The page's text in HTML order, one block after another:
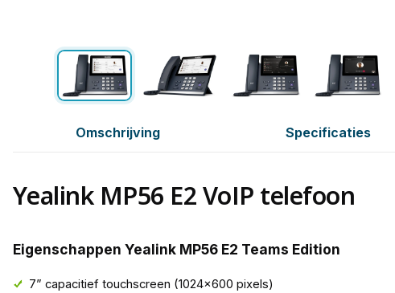
Omschrijving Specificaties
Yealink MP56 E2 VoIP telefoon
Eigenschappen Yealink MP56 E2 Teams Edition
7” capacitief touchscreen (1024x600 pixels)